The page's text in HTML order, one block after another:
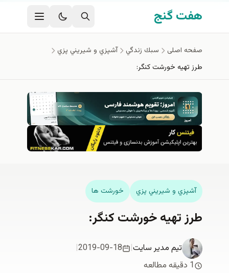
رفتن به محتوای اصلی
هفت گنج
صفحه اصلی سبك زندگي
آشپزي و شيريني پزي
طرز تهیه خورشت کنگر:
آشپزي و شيريني پزي خورشت ها
طرز تهیه خورشت کنگر:
تیم مدیر سایت|
2019-09-18
|
1 دقیقه مطالعه